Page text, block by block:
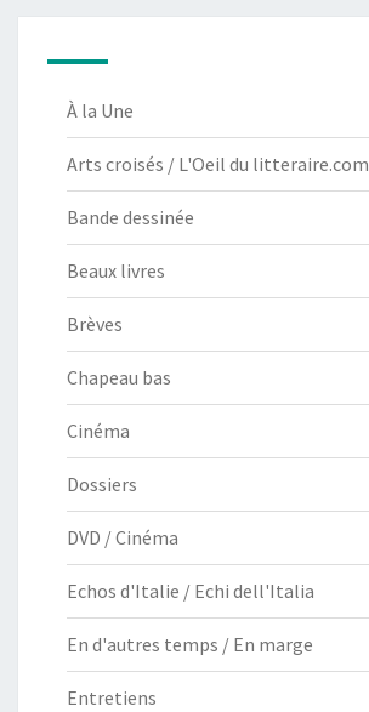
À la Une
Arts croisés / L'Oeil du litteraire.com
Bande dessinée
Beaux livres
Brèves
Chapeau bas
Cinéma
Dossiers
DVD / Cinéma
Echos d'Italie / Echi dell'Italia
En d'autres temps / En marge
Entretiens